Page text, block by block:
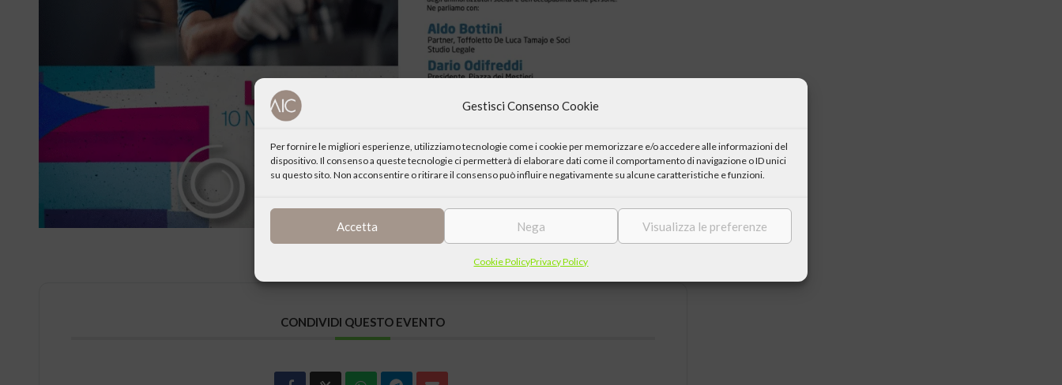
Gestisci Consenso Cookie
Per fornire le migliori esperienze, utilizziamo tecnologie come i cookie per memorizzare e/o accedere alle informazioni del
dispositivo. Il consenso a queste tecnologie ci permetterà di elaborare dati come il comportamento di navigazione o ID unici
su questo sito. Non acconsentire o ritirare il consenso può influire negativamente su alcune caratteristiche e funzioni.
Accetta Nega Visualizza le preferenze
Cookie PolicyPrivacy Policy
CONDIVIDI QUESTO EVENTO